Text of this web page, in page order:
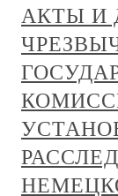
АКТЫ И